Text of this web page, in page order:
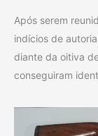
Após serem
indícios de
diante da oitiva
conseguiram